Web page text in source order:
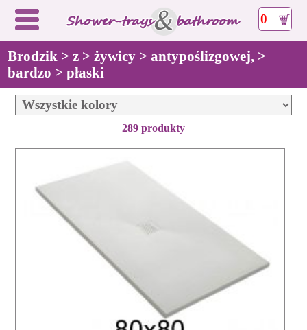
0
Brodzik > z > żywicy > antypoślizgowej, >
bardzo > płaski
289 produkty